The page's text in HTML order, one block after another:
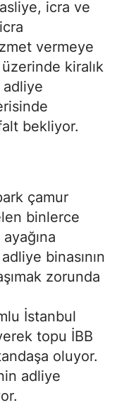
icra ve
vermeye
kiralık
bekliyor.
çamur
binlerce
binasının
zorunda
İstanbul
topu İBB
oluyor.
adliye